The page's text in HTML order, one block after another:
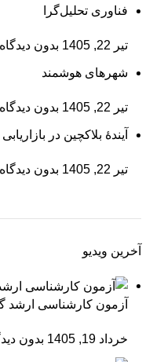
فناوری تحلیل‌گرا
تیر 22, 1405 بدون دیدگاه
شهرهای هوشمند
تیر 22, 1405 بدون دیدگاه
آیندۀ بلاکچین در بازاریابی
تیر 22, 1405 بدون دیدگاه
آخرین ویدیو
آزمون کارشناسی ارشد گردشگری ۱۹-
خرداد 19, 1405 بدون